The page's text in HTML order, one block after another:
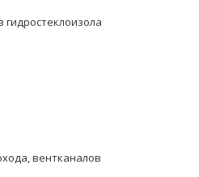
гидростеклоизола
вентканалов